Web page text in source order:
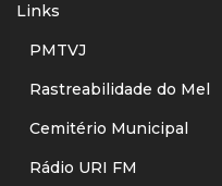
Links
PMTVJ
Rastreabilidade do Mel
Cemitério Municipal
Rádio URI FM